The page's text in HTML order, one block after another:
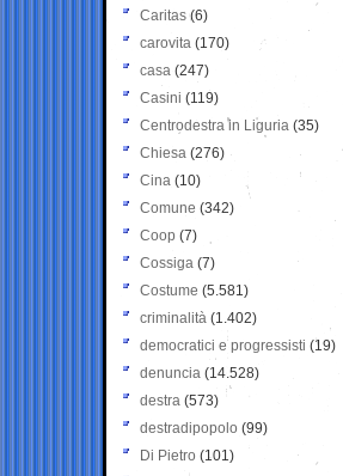
Caritas (6)
carovita (170)
casa (247)
Casini (119)
Centrodestra in Liguria (35)
Chiesa (276)
Cina (10)
Comune (342)
Coop (7)
Cossiga (7)
Costume (5.581)
criminalità (1.402)
democratici e progressisti (19)
denuncia (14.528)
destra (573)
destradipopolo (99)
Di Pietro (101)